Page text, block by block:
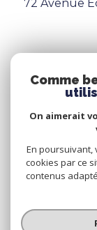
72 Avenue
Comme
On aimerait
En poursuivant,
cookies par ce
contenus